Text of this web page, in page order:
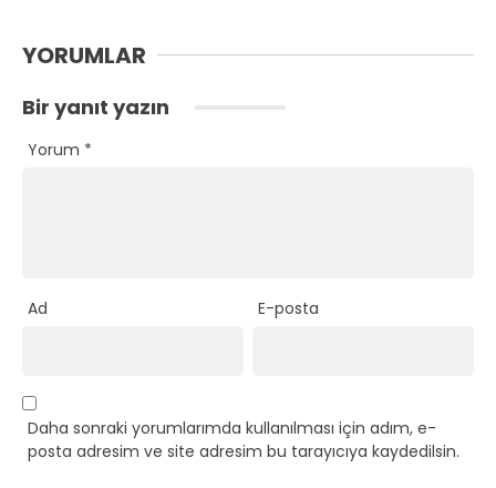
YORUMLAR
Bir yanıt yazın
Yorum *
Ad E-posta
Daha sonraki yorumlarımda kullanılması için adım, e-
posta adresim ve site adresim bu tarayıcıya kaydedilsin.